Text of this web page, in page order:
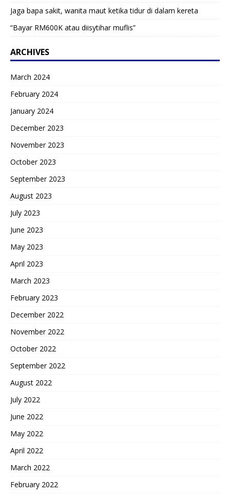
Jaga bapa sakit, wanita maut ketika tidur di dalam kereta
“Bayar RM600K atau diisytihar muflis”
ARCHIVES
March 2024
February 2024
January 2024
December 2023
November 2023
October 2023
September 2023
August 2023
July 2023
June 2023
May 2023
April 2023
March 2023
February 2023
December 2022
November 2022
October 2022
September 2022
August 2022
July 2022
June 2022
May 2022
April 2022
March 2022
February 2022